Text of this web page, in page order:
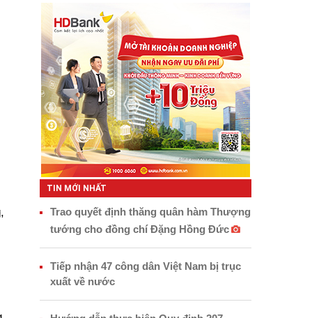
TIN MỚI NHẤT
Trao quyết định thăng quân hàm Thượng
tướng cho đồng chí Đặng Hồng Đức
Tiếp nhận 47 công dân Việt Nam bị trục
xuất về nước